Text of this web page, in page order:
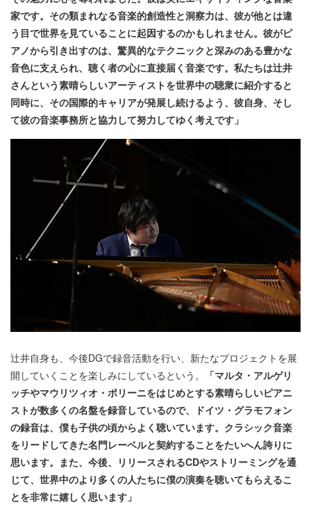
家です。その類まれなる音楽的創造性と洞察力は、彼が他とは違
う目で世界を見ていることに起因するのかもしれません。彼がピ
アノから引き出すのは、驚異的なテクニックと深みのある豊かな
音色に支えられ、聴く者の心に直接届く音楽です。私たちは辻井
さんという素晴らしいアーティストを世界中の聴衆に紹介すると
同時に、その国際的キャリアが発展し続けるよう、彼自身、そし
て彼の音楽事務所と協力して努力してゆく考えです」
辻井自身も、今後DGで録音活動を行い、新たなプロジェクトを展
開していくことを楽しみにしているという。
「マルタ・アルゲリ
ッチやマウリツィオ・ポリーニをはじめとする素晴らしいピアニ
ストが数多くの名盤を録音しているので、ドイツ・グラモフォン
の録音は、僕も子供の頃からよく聴いています。クラシック音楽
をリードしてきた名門レーベルと契約することをたいへん誇りに
思います。また、今後、リリースされるCDやストリーミングを通
じて、世界中のより多くの人たちに僕の演奏を聴いてもらえるこ
とを非常に嬉しく思います」